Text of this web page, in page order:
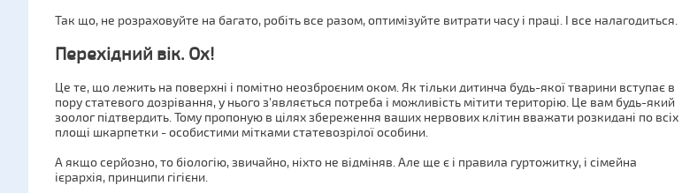
Так що, не розраховуйте на багато, робіть все разом, оптимізуйте витрати часу і праці. І все налагодиться.
Перехідний вік. Ох!
Це те, що лежить на поверхні і помітно неозброєним оком. Як тільки дитинча будь-якої тварини вступає в
пору статевого дозрівання, у нього з'являється потреба і можливість мітити територію. Це вам будь-який
зоолог підтвердить. Тому пропоную в цілях збереження ваших нервових клітин вважати розкидані по всіх
площі шкарпетки - особистими мітками статевозрілої особини.
А якщо серйозно, то біологію, звичайно, ніхто не відміняв. Але ще є і правила гуртожитку, і сімейна
ієрархія, принципи гігієни.